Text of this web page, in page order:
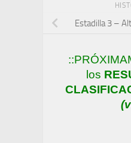
Estadilla 3 –
los